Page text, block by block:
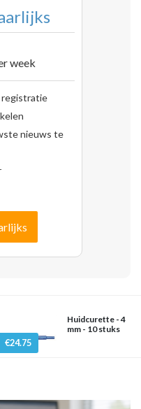
week
nieuws te
€24.75
Huidcurette - 4
mm - 10 stuks